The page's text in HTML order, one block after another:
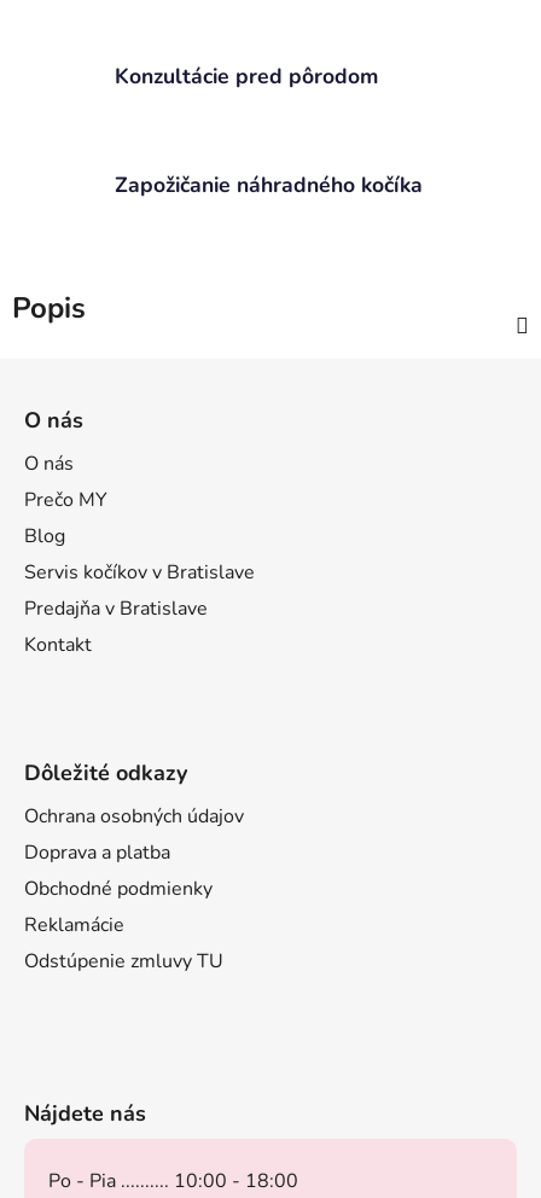
Konzultácie pred pôrodom
Zapožičanie náhradného kočíka
Popis
O nás
O nás
Prečo MY
Blog
Servis kočíkov v Bratislave
Predajňa v Bratislave
Kontakt
Dôležité odkazy
Ochrana osobných údajov
Doprava a platba
Obchodné podmienky
Reklamácie
Odstúpenie zmluvy TU
Nájdete nás
Po - Pia .......... 10:00 - 18:00